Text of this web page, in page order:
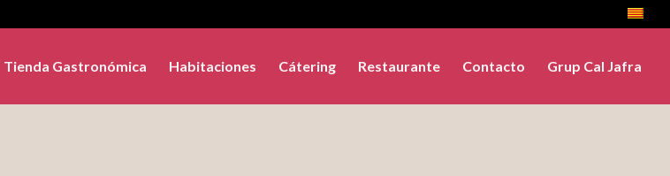
Tienda Gastronómica Habitaciones Cátering Restaurante Contacto Grup Cal Jafra